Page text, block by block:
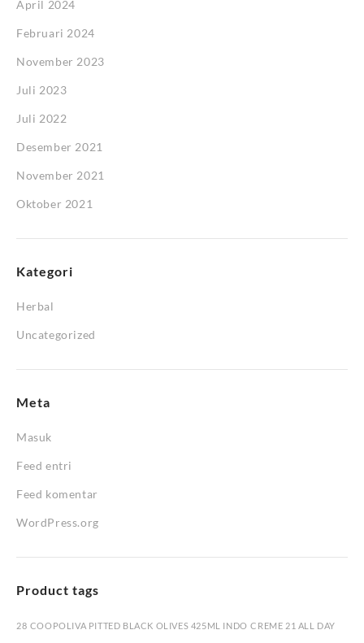
April 2024
Februari 2024
November 2023
Juli 2023
Juli 2022
Desember 2021
November 2021
Oktober 2021
Kategori
Herbal
Uncategorized
Meta
Masuk
Feed entri
Feed komentar
WordPress.org
Product tags
28 COOPOLIVA PITTED BLACK OLIVES 425ML INDO CREME 21 ALL DAY